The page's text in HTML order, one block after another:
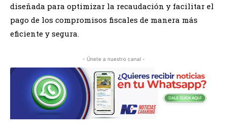
diseñada para optimizar la recaudación y facilitar el
pago de los compromisos fiscales de manera más
eficiente y segura.
- Únete a nuestro canal -